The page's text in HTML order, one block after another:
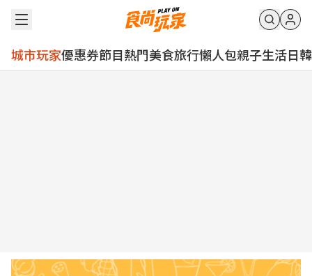
城市玩家優惠券節目熱門美食旅行懶人包親子生活日韓